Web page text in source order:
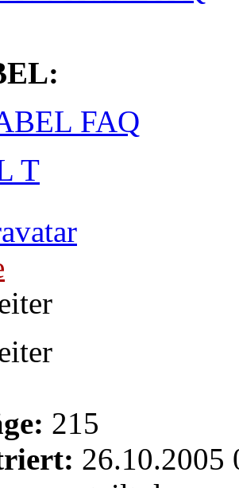
FAQ
T
215
26.10.2005